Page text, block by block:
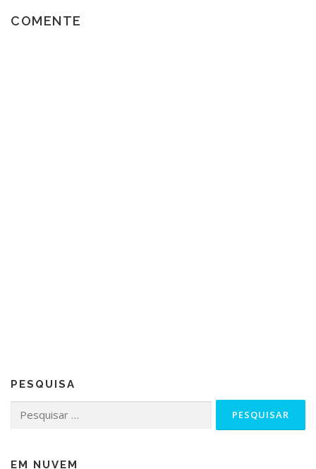
COMENTE
PESQUISA
por:
EM NUVEM